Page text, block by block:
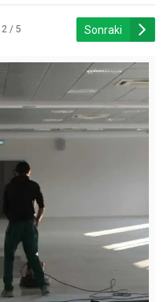
2 / 5 Sonraki